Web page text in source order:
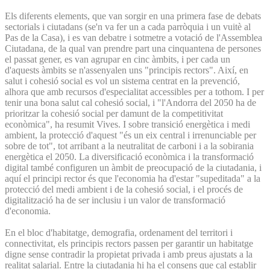
Els diferents elements, que van sorgir en una primera fase de debats
sectorials i ciutadans (se'n va fer un a cada parròquia i un vuitè al
Pas de la Casa), i es van debatre i sotmetre a votació de l'Assemblea
Ciutadana, de la qual van prendre part una cinquantena de persones
el passat gener, es van agrupar en cinc àmbits, i per cada un
d'aquests àmbits se n'assenyalen uns "principis rectors". Així, en
salut i cohesió social es vol un sistema centrat en la prevenció,
alhora que amb recursos d'especialitat accessibles per a tothom. I per
tenir una bona salut cal cohesió social, i "l'Andorra del 2050 ha de
prioritzar la cohesió social per damunt de la competitivitat
econòmica", ha resumit Vives. I sobre transició energètica i medi
ambient, la protecció d'aquest "és un eix central i irrenunciable per
sobre de tot", tot arribant a la neutralitat de carboni i a la sobirania
energètica el 2050. La diversificació econòmica i la transformació
digital també configuren un àmbit de preocupació de la ciutadania, i
aquí el principi rector és que l'economia ha d'estar "supeditada" a la
protecció del medi ambient i de la cohesió social, i el procés de
digitalització ha de ser inclusiu i un valor de transformació
d'economia.
En el bloc d'habitatge, demografia, ordenament del territori i
connectivitat, els principis rectors passen per garantir un habitatge
digne sense contradir la propietat privada i amb preus ajustats a la
realitat salarial. Entre la ciutadania hi ha el consens que cal establir